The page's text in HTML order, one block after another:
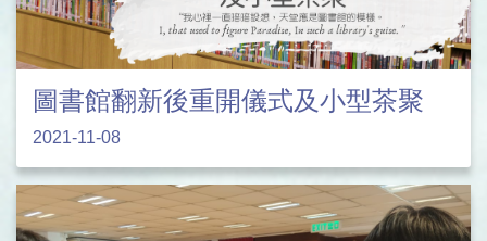
圖書館翻新後重開儀式及小型茶聚
2021-11-08